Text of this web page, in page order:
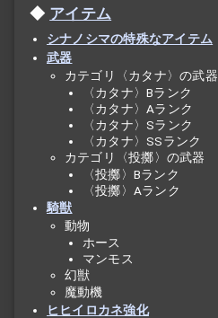
アイテム
シナノシマの特殊なアイテム
武器
カテゴリ〈カタナ〉の武器
〈カタナ〉Bランク
〈カタナ〉Aランク
〈カタナ〉Sランク
〈カタナ〉SSランク
カテゴリ〈投擲〉の武器
〈投擲〉Bランク
〈投擲〉Aランク
騎獣
動物
ホース
マンモス
幻獣
魔動機
ヒヒイロカネ強化